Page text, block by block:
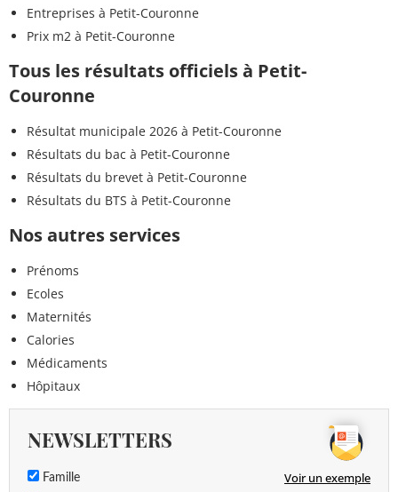
Entreprises à Petit-Couronne
Prix m2 à Petit-Couronne
Tous les résultats officiels à Petit-
Couronne
Résultat municipale 2026 à Petit-Couronne
Résultats du bac à Petit-Couronne
Résultats du brevet à Petit-Couronne
Résultats du BTS à Petit-Couronne
Nos autres services
Prénoms
Ecoles
Maternités
Calories
Médicaments
Hôpitaux
NEWSLETTERS
Famille Voir un exemple